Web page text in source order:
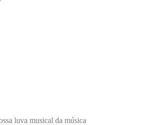
luva musical da música